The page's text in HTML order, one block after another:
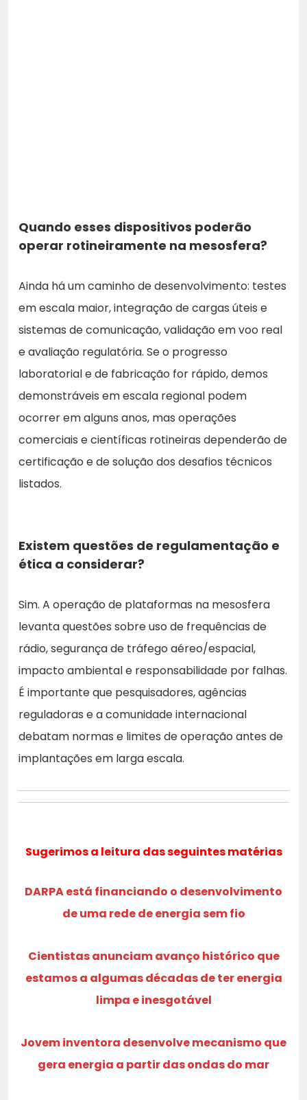
Quando esses dispositivos poderão
operar rotineiramente na mesosfera?
Ainda há um caminho de desenvolvimento: testes
em escala maior, integração de cargas úteis e
sistemas de comunicação, validação em voo real
e avaliação regulatória. Se o progresso
laboratorial e de fabricação for rápido, demos
demonstráveis em escala regional podem
ocorrer em alguns anos, mas operações
comerciais e científicas rotineiras dependerão de
certificação e de solução dos desafios técnicos
listados.
Existem questões de regulamentação e
ética a considerar?
Sim. A operação de plataformas na mesosfera
levanta questões sobre uso de frequências de
rádio, segurança de tráfego aéreo/espacial,
impacto ambiental e responsabilidade por falhas.
É importante que pesquisadores, agências
reguladoras e a comunidade internacional
debatam normas e limites de operação antes de
implantações em larga escala.
Sugerimos a leitura das seguintes matérias
DARPA está financiando o desenvolvimento
de uma rede de energia sem fio
Cientistas anunciam avanço histórico que
estamos a algumas décadas de ter energia
limpa e inesgotável
Jovem inventora desenvolve mecanismo que
gera energia a partir das ondas do mar